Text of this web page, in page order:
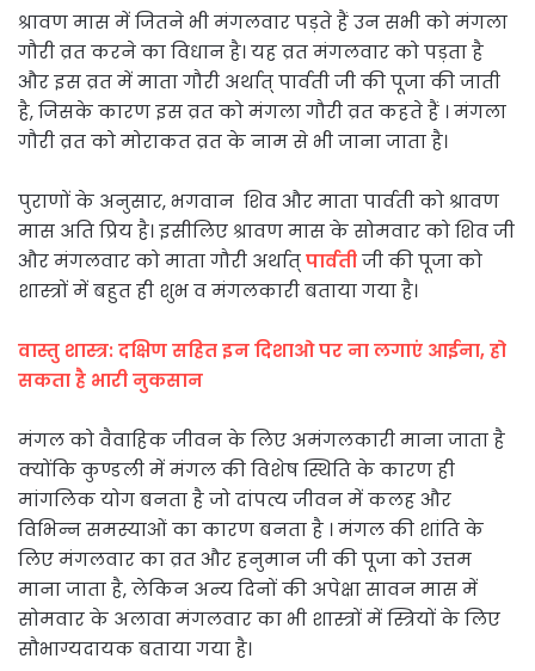
श्रावण मास में जितने भी मंगलवार पड़ते हैं उन सभी को मंगला
गौरी व्रत करने का विधान है। यह व्रत मंगलवार को पड़ता है
और इस व्रत में माता गौरी अर्थात् पार्वती जी की पूजा की जाती
है, जिसके कारण इस व्रत को मंगला गौरी व्रत कहते हैं । मंगला
गौरी व्रत को मोराकत व्रत के नाम से भी जाना जाता है।
पुराणों के अनुसार, भगवान शिव और माता पार्वती को श्रावण
मास अति प्रिय है। इसीलिए श्रावण मास के सोमवार को शिव जी
और मंगलवार को माता गौरी अर्थात्पार्वतीजी की पूजा को
शास्त्रों में बहुत ही शुभ व मंगलकारी बताया गया है।
वास्तु शास्त्र: दक्षिण सहित इन दिशाओ पर ना लगाएं आईना, हो
सकता है भारी नुकसान
मंगल को वैवाहिक जीवन के लिए अमंगलकारी माना जाता है
क्योंकि कुण्डली में मंगल की विशेष स्थिति के कारण ही
मांगलिक योग बनता है जो दांपत्य जीवन में कलह और
विभिन्न समस्याओं का कारण बनता है । मंगल की शांति के
लिए मंगलवार का व्रत और हनुमान जी की पूजा को उत्तम
माना जाता है, लेकिन अन्य दिनों की अपेक्षा सावन मास में
सोमवार के अलावा मंगलवार का भी शास्त्रों में स्त्रियों के लिए
सौभाग्यदायक बताया गया है।